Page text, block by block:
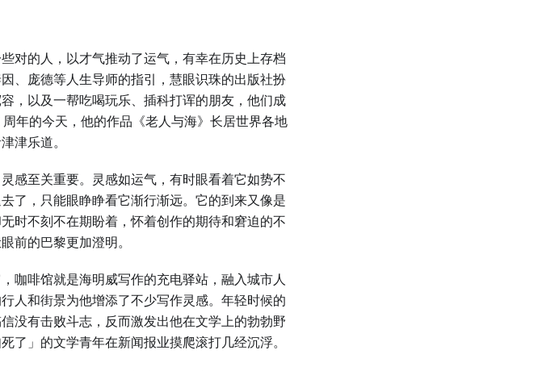
对的人，以才气推动了运气，有幸在历史上存档
、庞德等人生导师的指引，慧眼识珠的出版社扮
，以及一帮吃喝玩乐、插科打诨的朋友，他们成
年的今天，他的作品《老人与海》长居世界各地
津乐道。
感至关重要。灵感如运气，有时眼看着它如势不
了，只能眼睁睁看它渐行渐远。它的到来又像是
时不刻不在期盼着，怀着创作的期待和窘迫的不
前的巴黎更加澄明。
咖啡馆就是海明威写作的充电驿站，融入城市人
人和街景为他增添了不少写作灵感。年轻时候的
没有击败斗志，反而激发出他在文学上的勃勃野
了」的文学青年在新闻报业摸爬滚打几经沉浮。